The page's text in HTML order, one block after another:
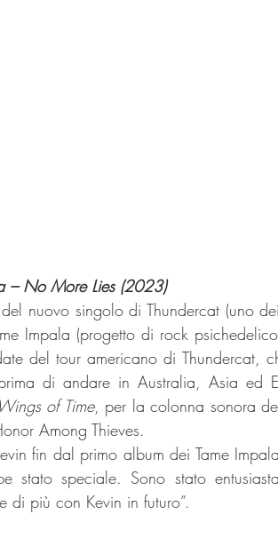
– No More Lies (2023)
nuovo singolo di Thundercat (uno
Impala (progetto di rock
del tour americano di Thundercat,
di andare in Australia, Asia ed
Wings of Time, per la colonna sonora
Among Thieves.
stato speciale. Sono stato
di più con Kevin in futuro”.